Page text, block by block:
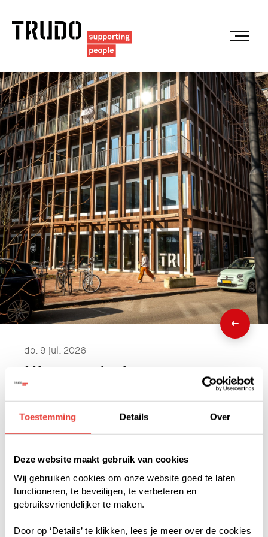
Toestemming Details Over
Deze website maakt gebruik van cookies
Wij gebruiken cookies om onze website goed te laten
functioneren, te beveiligen, te verbeteren en
gebruiksvriendelijker te maken.
Door op ‘Details’ te klikken, lees je meer over de cookies
do. 9 jul. 2026
Nieuwsgierig naar
Matchbox? Meld je aan
voor de rondleiding op
vrijdag 17 juli
Matchbox is op dit moment het
grootste houten gebouw van